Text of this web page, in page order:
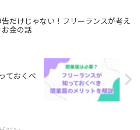
だけじゃない！フリーランスが考え
金の話
ておくべ